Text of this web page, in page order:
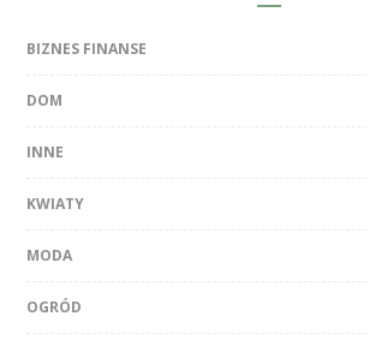
BIZNES FINANSE
DOM
INNE
KWIATY
MODA
OGRÓD